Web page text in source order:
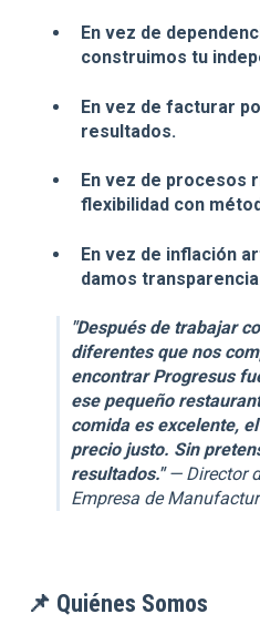
En vez de
construimos tu
En vez de facturar
resultados.
En vez de procesos
flexibilidad con
En vez de inflación
damos
"Después de trabajar
diferentes que nos
encontrar Progresus
ese pequeño
comida es excelente,
precio justo. Sin
resultados." — Director
Empresa de
📌 Quiénes Somos